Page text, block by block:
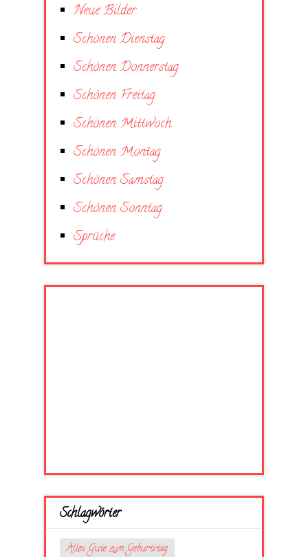
Neue Bilder
Schönen Dienstag
Schönen Donnerstag
Schönen Freitag
Schönen Mittwoch
Schönen Montag
Schönen Samstag
Schönen Sonntag
Sprüche
Schlagwörter
Alles Gute zum Geburtstag